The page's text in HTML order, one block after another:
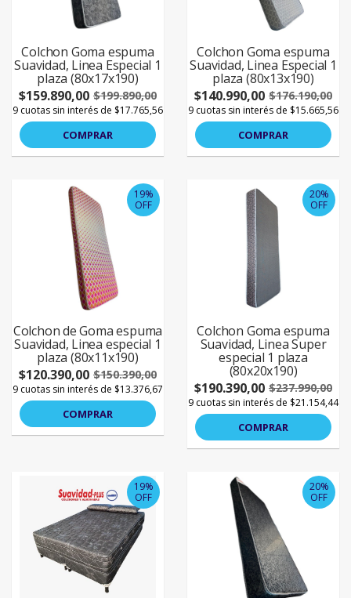
Colchon Goma espuma
Suavidad, Linea Especial 1
plaza (80x17x190)
$159.890,00 $199.890,00
9 cuotas sin interés de $17.765,56
COMPRAR
Colchon Goma espuma
Suavidad, Linea Especial 1
plaza (80x13x190)
$140.990,00 $176.190,00
9 cuotas sin interés de $15.665,56
COMPRAR
19%
OFF
Colchon de Goma espuma
Suavidad, Linea especial 1
plaza (80x11x190)
$120.390,00 $150.390,00
9 cuotas sin interés de $13.376,67
COMPRAR
20%
OFF
Colchon Goma espuma
Suavidad, Linea Super
especial 1 plaza
(80x20x190)
$190.390,00 $237.990,00
9 cuotas sin interés de $21.154,44
COMPRAR
19%
OFF
20%
OFF